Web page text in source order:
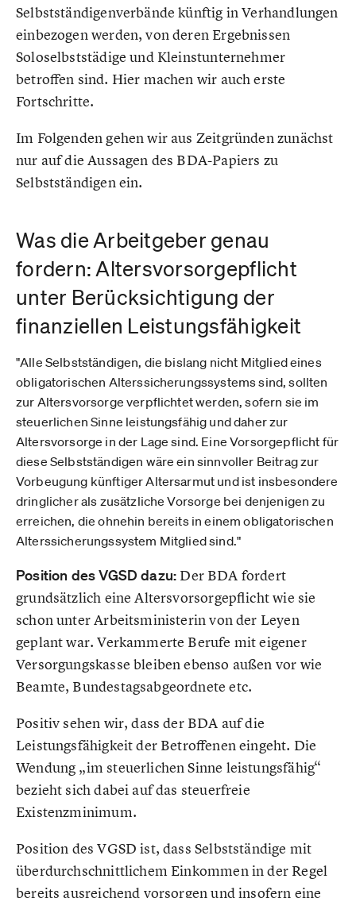
Selbstständigenverbände künftig in Verhandlungen
einbezogen werden, von deren Ergebnissen
Soloselbststädige und Kleinstunternehmer
betroffen sind. Hier machen wir auch erste
Fortschritte.
Im Folgenden gehen wir aus Zeitgründen zunächst
nur auf die Aussagen des BDA-Papiers zu
Selbstständigen ein.
Was die Arbeitgeber genau
fordern: Altersvorsorgepflicht
unter Berücksichtigung der
finanziellen Leistungsfähigkeit
"Alle Selbstständigen, die bislang nicht Mitglied eines
obligatorischen Alterssicherungssystems sind, sollten
zur Altersvorsorge verpflichtet werden, sofern sie im
steuerlichen Sinne leistungsfähig und daher zur
Altersvorsorge in der Lage sind. Eine Vorsorgepflicht für
diese Selbstständigen wäre ein sinnvoller Beitrag zur
Vorbeugung künftiger Altersarmut und ist insbesondere
dringlicher als zusätzliche Vorsorge bei denjenigen zu
erreichen, die ohnehin bereits in einem obligatorischen
Alterssicherungssystem Mitglied sind."
Position des VGSD dazu: Der BDA fordert
grundsätzlich eine Altersvorsorgepflicht wie sie
schon unter Arbeitsministerin von der Leyen
geplant war. Verkammerte Berufe mit eigener
Versorgungskasse bleiben ebenso außen vor wie
Beamte, Bundestagsabgeordnete etc.
Positiv sehen wir, dass der BDA auf die
Leistungsfähigkeit der Betroffenen eingeht. Die
Wendung „im steuerlichen Sinne leistungsfähig“
bezieht sich dabei auf das steuerfreie
Existenzminimum.
Position des VGSD ist, dass Selbstständige mit
überdurchschnittlichem Einkommen in der Regel
bereits ausreichend vorsorgen und insofern eine